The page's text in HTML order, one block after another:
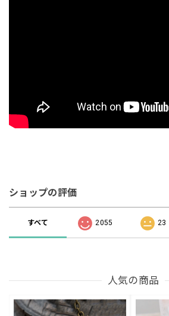
ショップの評価
すべて 2055 23
人気の商品